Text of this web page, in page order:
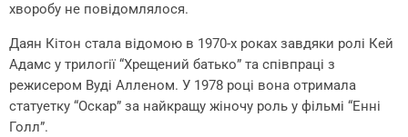
хворобу не повідомлялося.
Даян Кітон стала відомою в 1970-х роках завдяки ролі Кей
Адамс у трилогії “Хрещений батько” та співпраці з
режисером Вуді Алленом. У 1978 році вона отримала
статуетку “Оскар” за найкращу жіночу роль у фільмі “Енні
Голл”.